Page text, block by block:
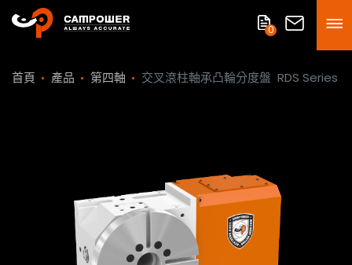
0
首頁 產品 第四軸 交叉滾柱軸承凸輪分度盤 RDS Series